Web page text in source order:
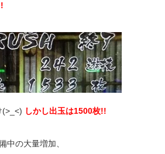
しかし出玉は1500枚!!
中の大量増加、